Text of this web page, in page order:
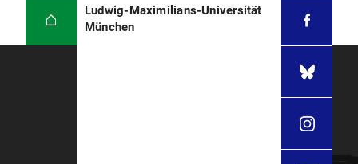
Ludwig-Maximilians-Universität
München